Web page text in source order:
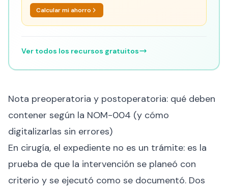
Calcular mi ahorro
Ver todos los recursos gratuitos
Nota preoperatoria y postoperatoria: qué deben
contener según la NOM-004 (y cómo
digitalizarlas sin errores)
En cirugía, el expediente no es un trámite: es la
prueba de que la intervención se planeó con
criterio y se ejecutó como se documentó. Dos